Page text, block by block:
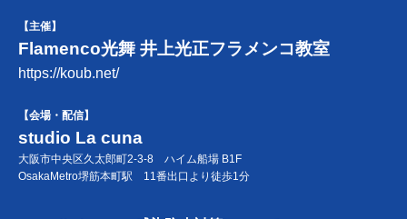
【主催】
Flamenco光舞 井上光正フラメンコ教室
https://koub.net/
【会場・配信】
studio La cuna
大阪市中央区久太郎町2-3-8 ハイム船場 B1F
OsakaMetro堺筋本町駅 11番出口より徒歩1分